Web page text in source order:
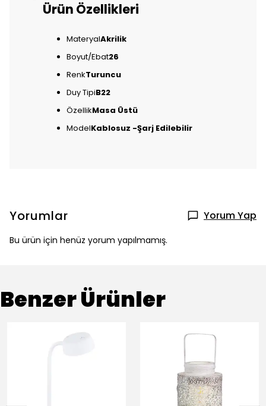
Ürün Özellikleri
MateryalAkrilik
Boyut/Ebat26
RenkTuruncu
Duy TipiB22
ÖzellikMasa Üstü
ModelKablosuz -Şarj Edilebilir
Yorumlar Yorum Yap
Bu ürün için henüz yorum yapılmamış.
Benzer Ürünler